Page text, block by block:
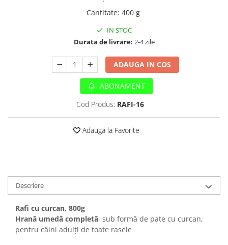
Sampoane si Balsamuri
Perii si descalcitoare caini
Solutii Atractante si repelente
Recompense Delicioase
Cantitate: 400 g
IN STOC
Durata de livrare: 2-4 zile
ADAUGA IN COS
ABONAMENT
Cod Produs: RAFI-16
Adauga la Favorite
Descriere
Rafi cu curcan, 800g
Hrană umedă completă, sub formă de pate cu curcan,
pentru câini adulți de toate rasele